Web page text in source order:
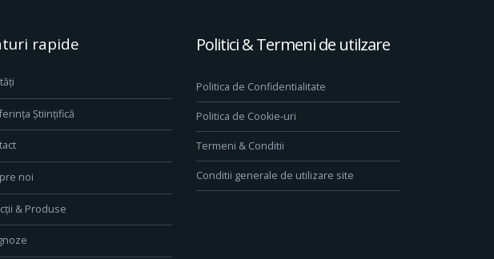
rapide
Științifică
noi
& Produse
Politici & Termeni de utilzare
Politica de Confidentialitate
Politica de Cookie-uri
Termeni & Conditii
Conditii generale de utilizare site